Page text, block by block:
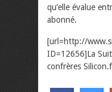
qu’elle évalue
abonné.
[url=http://
ID=12656]La
confrères